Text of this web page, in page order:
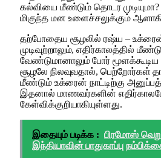
கல்வியை மீண்டும் தொடர
மிகுந்த மன உளைச்சலுக்கும்
தற்போதைய சூழலில் ரஷ்ய –
முடிவுற்றாலும், எதிர்காலத்தில்
வேண்டுமானாலும் போர்
சூழலே நிலவுவதால்,
மீண்டும் உக்ரைன் நாட்டிற்கு
இதனால் மாணவர்களின் எதிர்காலமே
கேள்விக்குறியாகியுள்ளது.
இதையும் படிக்க : பிரமோஸ்
இந்தியாவின் பாதுகாப்பு